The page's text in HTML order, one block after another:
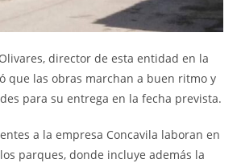
director de esta entidad en la
que las obras marchan a buen ritmo y
para su entrega en la fecha prevista.
a la empresa Concavila laboran en
parques, donde incluye además la